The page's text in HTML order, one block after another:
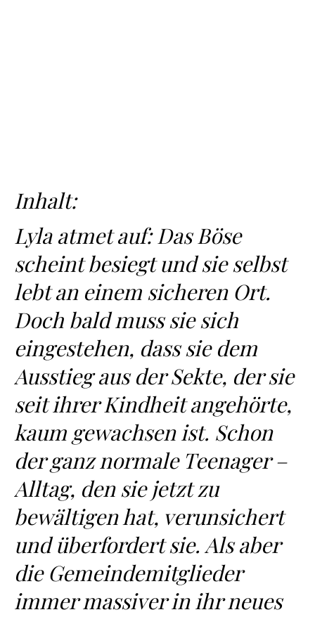
Inhalt:
Lyla atmet auf: Das Böse
scheint besiegt und sie selbst
lebt an einem sicheren Ort.
Doch bald muss sie sich
eingestehen, dass sie dem
Ausstieg aus der Sekte, der sie
seit ihrer Kindheit angehörte,
kaum gewachsen ist. Schon
der ganz normale Teenager –
Alltag, den sie jetzt zu
bewältigen hat, verunsichert
und überfordert sie. Als aber
die Gemeindemitglieder
immer massiver in ihr neues